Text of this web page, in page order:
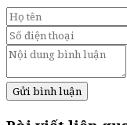
Gửi bình luận